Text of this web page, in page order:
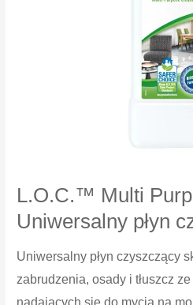
L.O.C.™ Multi
Uniwersalny płyn
Uniwersalny płyn czyszczący
zabrudzenia, osady i tłuszcz